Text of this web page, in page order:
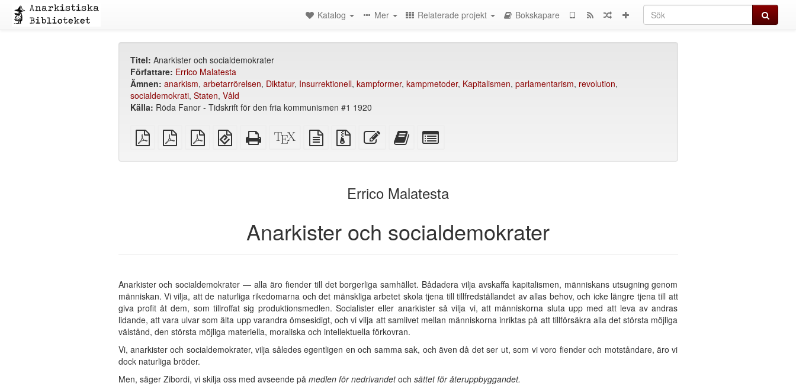
Sök
Katalog Mer Relaterade projekt Bokskapare
Titel: Anarkister och socialdemokrater
Författare: Errico Malatesta
Ämnen: anarkism, arbetarrörelsen, Diktatur, Insurrektionell, kampformer, kampmetoder, Kapitalismen, parlamentarism, revolution,
socialdemokrati, Staten, Våld
Källa: Röda Fanor - Tidskrift för den fria kommunismen #1 1920
plain
PDF
A4
imposed
Letter
imposed
EPUB
(för
Fristående
HTML
XeLaTeX
källa
plain
text
Källfiler
med
Redigera
denna
Lägg
bokskaparenbookbuilder
Errico Malatesta
Anarkister och socialdemokrater
Anarkister och socialdemokrater — alla äro fiender till det borgerliga samhället. Bådadera vilja avskaffa kapitalismen, människans utsugning genom
människan. Vi vilja, att de naturliga rikedomarna och det mänskliga arbetet skola tjena till tillfredställandet av allas behov, och icke längre tjena till att
giva profit åt dem, som tillroffat sig produktionsmedlen. Socialister eller anarkister så vilja vi, att människorna sluta upp med att leva av andras
lidande, att vara ulvar som älta upp varandra ömsesidigt, och vi vilja att samlivet mellan människorna inriktas på att tillförsäkra alla det största möjliga
välstånd, den största möjliga materiella, moraliska och intellektuella förkovran.
Vi, anarkister och socialdemokrater, vilja således egentligen en och samma sak, och även då det ser ut, som vi voro fiender och motståndare, äro vi
dock naturliga bröder.
Men, säger Zibordi, vi skilja oss med avseende på medlen för nedrivandetoch sättet för återuppbyggandet.